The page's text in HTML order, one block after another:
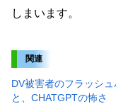
しまいます。
関連
DV被害者のフラッシュ
と、CHATGPTの怖さ